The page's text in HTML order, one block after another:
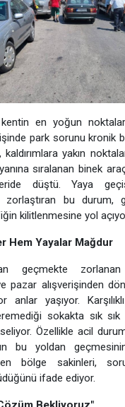
en yoğun
park sorunu kronik
kaldırımlara yakın
sıralanan binek
düştü. Yaya
zorlaştıran bu durum,
kilitlenmesine yol
Hem Yayalar Mağdur
geçmekte
pazar alışverişinden
anlar yaşıyor.
sokakta sık
Özellikle acil
bu yoldan
bölge sakinleri,
ifade ediyor.